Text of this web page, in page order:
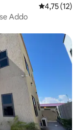
Évaluation
4,75 (12)
Addo